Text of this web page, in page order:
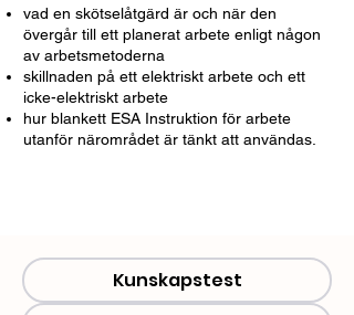
vad en skötselåtgärd är och när den
övergår till ett planerat arbete enligt någon
av arbetsmetoderna
skillnaden på ett elektriskt arbete och ett
icke-elektriskt arbete
hur blankett ESA Instruktion för arbete
utanför närområdet är tänkt att användas.
Kunskapstest